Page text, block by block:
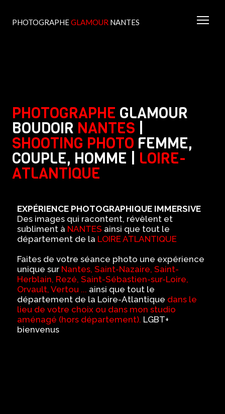
PHOTOGRAPHEGLAMOUR NANTES
PHOTOGRAPHE GLAMOUR
BOUDOIR NANTES
SHOOTING PHOTO FEMME,
COUPLE, HOMME | LOIRE-
ATLANTIQUE
EXPÉRIENCE PHOTOGRAPHIQUE IMMERSIVE
Des images qui racontent, révèlent et
subliment à NANTES ainsi que tout le
département de la LOIRE ATLANTIQUE
Faites de votre séance photo une expérience
unique sur Nantes, Saint-Nazaire, Saint-
Herblain, Rezé, Saint-Sébastien-sur-Loire,
Orvault, Vertou ... ainsi que tout le
département de la Loire-Atlantique dans le
lieu de votre choix ou dans mon studio
aménagé (hors département). LGBT+
bienvenus